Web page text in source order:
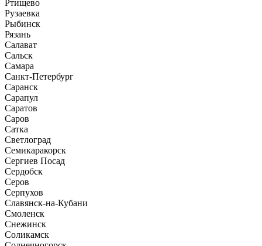
Ртищево
Рузаевка
Рыбинск
Рязань
Салават
Сальск
Самара
Санкт-Петербург
Саранск
Сарапул
Саратов
Саров
Сатка
Светлоград
Семикаракорск
Сергиев Посад
Сердобск
Серов
Серпухов
Славянск-на-Кубани
Смоленск
Снежинск
Соликамск